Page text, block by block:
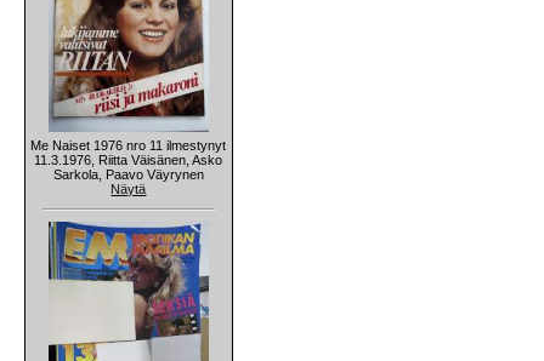
Me Naiset 1976 nro 11 ilmestynyt
11.3.1976, Riitta Väisänen, Asko
Sarkola, Paavo Väyrynen
Näytä